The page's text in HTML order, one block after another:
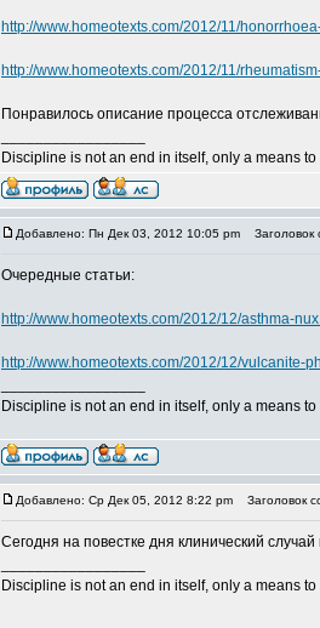
http://www.homeotexts.com/2012/11/
http://www.homeotexts.com/2012/11/
Понравилось описание процесса
Discipline is not an end in itself, only a means
Добавлено: Пн Дек 03, 2012 10:05 pm Заголовок
Очередные статьи:
http://www.homeotexts.com/2012/12/asthma-
http://www.homeotexts.com/2012/12/vulcanite-
Discipline is not an end in itself, only a means
Добавлено: Ср Дек 05, 2012 8:22 pm Заголовок
Сегодня на повестке дня клинический случай
Discipline is not an end in itself, only a means